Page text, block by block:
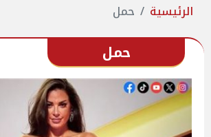
الرئيسية حمل
حمل